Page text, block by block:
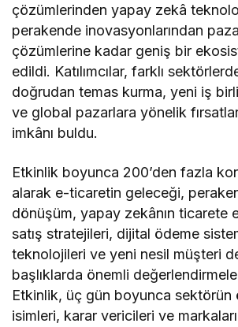
çözümlerinden yapay zekâ
perakende inovasyonlarından
çözümlerine kadar geniş bir
edildi. Katılımcılar, farklı
doğrudan temas kurma, yeni iş
ve global pazarlara yönelik
imkânı buldu.
Etkinlik boyunca 200’den fazla
alarak e-ticaretin geleceği,
dönüşüm, yapay zekânın ticarete
satış stratejileri, dijital ödeme
teknolojileri ve yeni nesil müşteri
başlıklarda önemli
Etkinlik, üç gün boyunca sektörün
isimleri, karar vericileri ve